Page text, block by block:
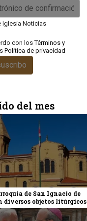
Iglesia Noticias
con losTérminos y
Política de privacidad
del mes
de San Ignacio de
diversos objetos litúrgicos